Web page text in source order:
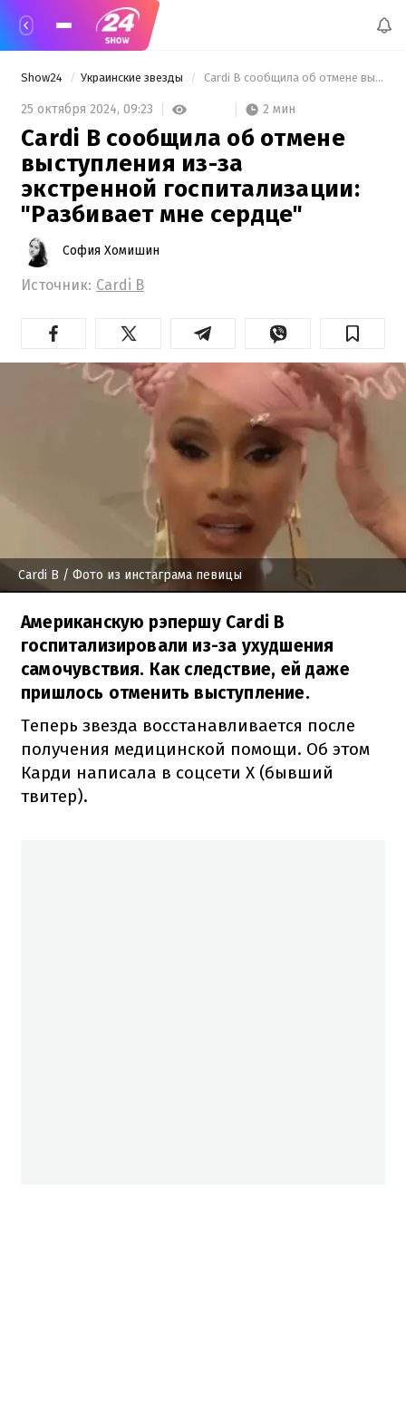
Show24 Украинские звезды Cardi B сообщила об отмене выступления из-за экстренной госпитализации: "Разбивает мне сердце"
25 октября 2024, 09:23 2 мин
Cardi B сообщила об отмене
выступления из-за
экстренной госпитализации:
"Разбивает мне сердце"
София Хомишин
Источник: Cardi B
Cardi B / Фото из инстаграма певицы
Американскую рэпершу Cardi B
госпитализировали из-за ухудшения
самочувствия. Как следствие, ей даже
пришлось отменить выступление.
Теперь звезда восстанавливается после
получения медицинской помощи. Об этом
Карди написала в соцсети Х (бывший
твитер).